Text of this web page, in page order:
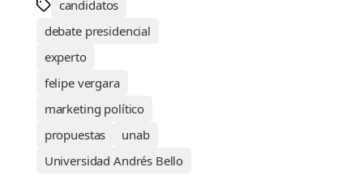
candidatos
debate presidencial
experto
felipe vergara
marketing político
propuestas
unab
Universidad Andrés Bello